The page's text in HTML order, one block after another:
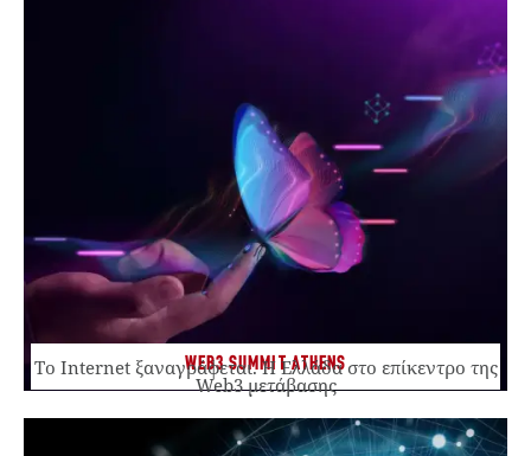
WEB3 SUMMIT ATHENS
Το Internet ξαναγράφεται. Η Ελλάδα στο επίκεντρο της
Web3 μετάβασης